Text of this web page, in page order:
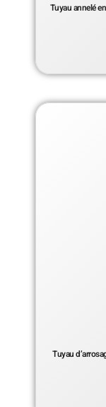
Tuyau annelé
Tuyau